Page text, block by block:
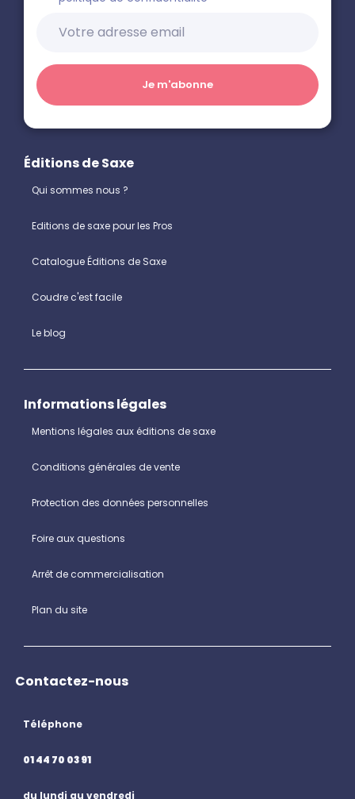
Éditions de Saxe
Qui sommes nous ?
Editions de saxe pour les Pros
Catalogue Éditions de Saxe
Coudre c'est facile
Le blog
Informations légales
Mentions légales aux éditions de saxe
Conditions générales de vente
Protection des données personnelles
Foire aux questions
Arrêt de commercialisation
Plan du site
Contactez-nous
Téléphone
01 44 70 03 91
du lundi au vendredi